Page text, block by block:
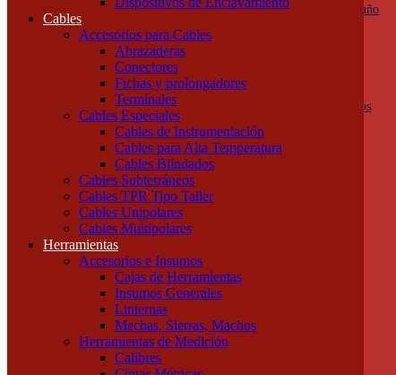
Cables
Accesorios para Cables
Abrazaderas
Conectores
Fichas y prolongadores
Terminales
Cables Especiales
Cables de Instrumentación
Cables para Alta Temperatura
Cables Blindados
Cables Subterráneos
Cables TPR Tipo Taller
Cables Unipolares
Cables Multipolares
Herramientas
Accesorios e Insumos
Cajas de Herramientas
Insumos Generales
Linternas
Mechas, Sierras, Machos
Herramientas de Medición
Calibres
Botoneras, pulsadores y golpes de puño
Ojos de Buey
Selectoras
Dispositivos de Protección
Fusibles y descargadores atmosféricos
Termomagnéticas y diferenciales
Contactores
Guardamotores
Relés térmicos
Interruptores y seccionadores
Accesorios y Componentes
Borneras y Accesorios
Rieles y Soportes
Cables
Accesorios para Cables
Abrazaderas
Fichas y prolongadores
Terminales
Cables Especiales